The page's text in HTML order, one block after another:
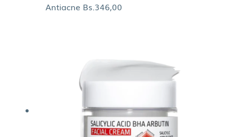
Antiacne Bs.346,00